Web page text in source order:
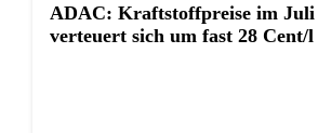
ADAC: Kraftstoffpreise im Juli
verteuert sich um fast 28 Cent/l